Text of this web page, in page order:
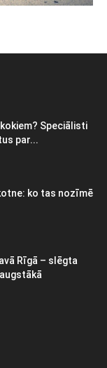
Speciālisti
par...
ko tas nozīmē
Rīgā – slēgta